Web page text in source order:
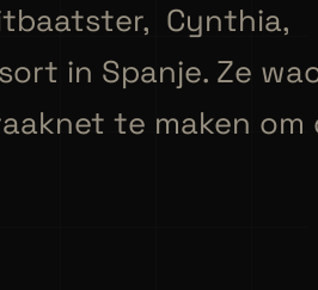
Cynthia,
in Spanje. Ze
te maken om